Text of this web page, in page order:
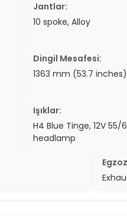
Jantlar:
10 spoke, Alloy
Dingil Mesafesi:
1363 mm (53.7
Işıklar:
H4 Blue Tinge, 12V 55/
headlamp